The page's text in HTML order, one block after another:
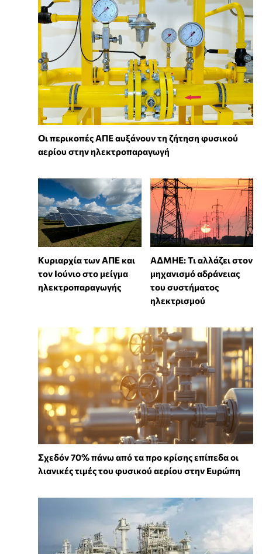
Οι περικοπές ΑΠΕ αυξάνουν τη ζήτηση φυσικού
αερίου στην ηλεκτροπαραγωγή
Κυριαρχία των ΑΠΕ και
τον Ιούνιο στο μείγμα
ηλεκτροπαραγωγής
ΑΔΜΗΕ: Τι αλλάζει στον
μηχανισμό αδράνειας
του συστήματος
ηλεκτρισμού
Σχεδόν 70% πάνω από τα προ κρίσης επίπεδα οι
λιανικές τιμές του φυσικού αερίου στην Ευρώπη